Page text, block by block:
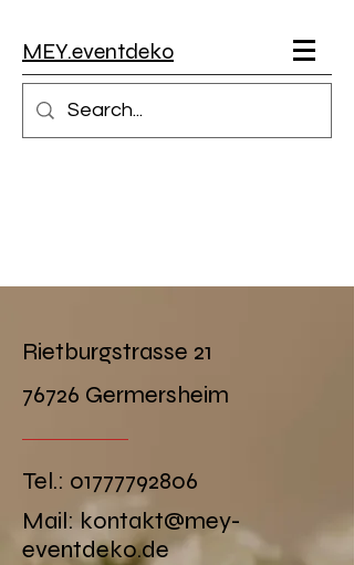
MEY.eventdeko
Rietburgstrasse 21
76726 Germersheim
Tel.: 01777792806
Mail: kontakt@mey-
eventdeko.de